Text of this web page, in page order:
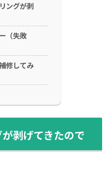
ングが剥
（失敗
修してみ
剥げてきたので